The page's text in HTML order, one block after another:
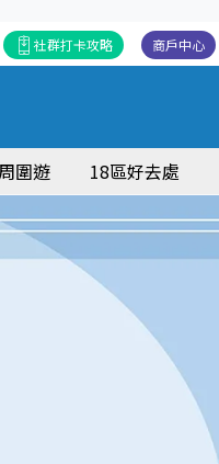
商戶中心
社群打卡攻略
圍遊 18區好去處